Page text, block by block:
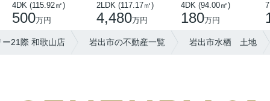
4DK (115.92㎡)
500万円
2LDK (117.17㎡)
4,480万円
4DK (94.00㎡)
180万円
21際 和歌山店 岩出市の不動産一覧 岩出市水栖 土地